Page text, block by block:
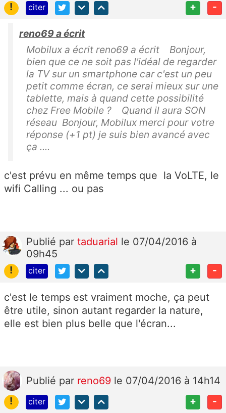
!
citer + -
reno69 a écrit
Mobilux a écrit reno69 a écrit Bonjour,
bien que ce ne soit pas l'idéal de regarder
la TV sur un smartphone car c'est un peu
petit comme écran, ce serai mieux sur une
tablette, mais à quand cette possibilité
chez Free Mobile ? Quand il aura SON
réseau Bonjour, Mobilux merci pour votre
réponse (+1 pt) je suis bien avancé avec
ça ....
c'est prévu en même temps que la VoLTE, le
wifi Calling ... ou pas
Publié par taduarial le 07/04/2016 à
09h45
!
citer + -
c'est le temps est vraiment moche, ça peut
être utile, sinon autant regarder la nature,
elle est bien plus belle que l'écran...
Publié par reno69 le 07/04/2016 à 14h14
!
citer + -